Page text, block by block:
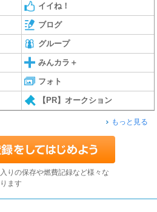
イイね！
ブログ
グループ
みんカラ＋
フォト
【PR】オークション
もっと見る
りの保存や燃費記録など様々な
ます